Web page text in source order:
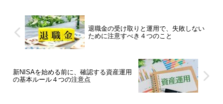
退職金の受け取りと運用で、失敗しない
ために注意すべき４つのこと
新NISAを始める前に、確認する資産運用
の基本ルール４つの注意点